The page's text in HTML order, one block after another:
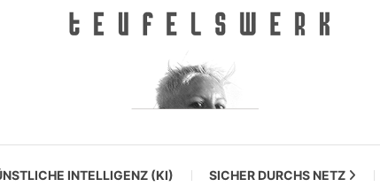
INTELLIGENZ (KI) SICHER DURCHS NETZ